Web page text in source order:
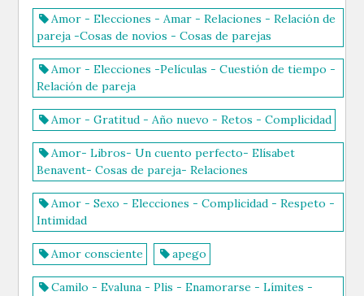
Amor - Elecciones - Amar - Relaciones - Relación de
pareja -Cosas de novios - Cosas de parejas
Amor - Elecciones -Películas - Cuestión de tiempo -
Relación de pareja
Amor - Gratitud - Año nuevo - Retos - Complicidad
Amor- Libros- Un cuento perfecto- Elísabet
Benavent- Cosas de pareja- Relaciones
Amor - Sexo - Elecciones - Complicidad - Respeto -
Intimidad
Amor consciente apego
Camilo - Evaluna - Plis - Enamorarse - Límites -